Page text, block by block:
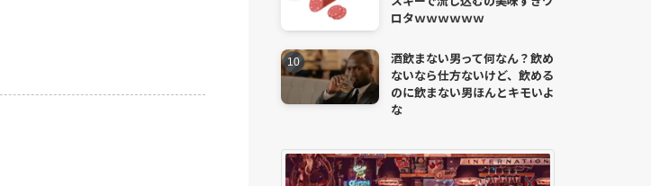
ロタｗｗｗｗｗｗ
酒飲まない男って何なん？飲め
ないなら仕方ないけど、飲める
のに飲まない男ほんとキモいよ
な